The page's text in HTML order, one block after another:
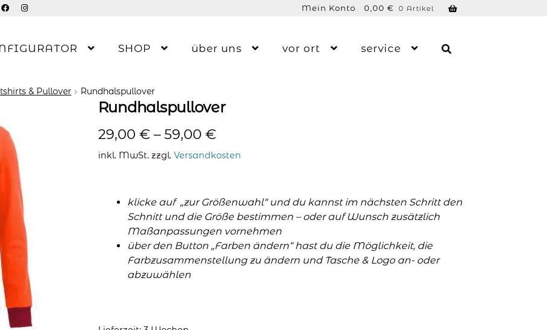
0,00 € 0 Artikel
Mein Konto
SHOP über uns vor ort service
& Pullover Rundhalspullover
Rundhalspullover
29,00 € –59,00 €
inkl. MwSt. zzgl. Versandkosten
klicke auf „zur Größenwahl“ und du kannst im nächsten Schritt den
Schnitt und die Größe bestimmen – oder auf Wunsch zusätzlich
Maßanpassungen vornehmen
über den Button „Farben ändern“ hast du die Möglichkeit, die
Farbzusammenstellung zu ändern und Tasche & Logo an- oder
abzuwählen